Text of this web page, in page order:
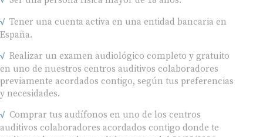
España.
en uno de nuestros centros auditivos colaboradores
previamente acordados contigo, según tus preferencias
y necesidades.
auditivos colaboradores acordados contigo donde te
realizaste las pruebas auditivas antes del 31/03/2026.